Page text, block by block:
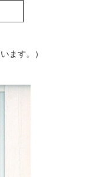
ます。）